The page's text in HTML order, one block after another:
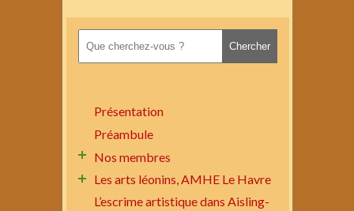
Présentation
Préambule
Nos membres
Les arts léonins, AMHE Le Havre
L’escrime artistique dans Aisling-